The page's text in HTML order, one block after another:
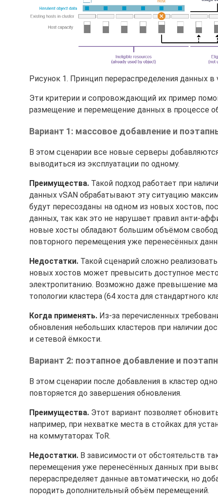
Рисунок 1. Принцип перераспределения данных
Эти критерии и сопровождающий их пример
размещение и перемещение данных в процессе
Вариант 1: массовое добавление и
В этом сценарии все новые серверы
выводиться из эксплуатации по одному.
Преимущества. Такой подход работает при
данных vSAN обрабатывают эту ситуацию
будут пересозданы на одном из новых хостов,
данных, так как это не нарушает правил анти-
новые хосты обладают большим объёмом
повторного перемещения уже перенесённых
Недостатки. Такой сценарий сложно
новых хостов может превысить доступное
электропитанию. Возможно даже превышение
топологии кластера (64 хоста для стандартного
Когда применять. Из-за перечисленных
обновления небольших кластеров при наличии
и сетевой ёмкости.
Вариант 2: поэтапное добавление и
В этом сценарии после добавления в кластер
повторяется до завершения обновления.
Преимущества. Этот вариант позволяет
например, при нехватке места в стойках для
на коммутаторах ToR.
Недостатки. В зависимости от обстоятельств
перемещения уже перенесённых данных при
перераспределяет данные автоматически, но
породить дополнительный объём перемещений.